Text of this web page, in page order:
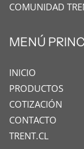
COMUNIDAD
MENÚ
INICIO
PRODUCTOS
COTIZACIÓN
CONTACTO
TRENT.CL